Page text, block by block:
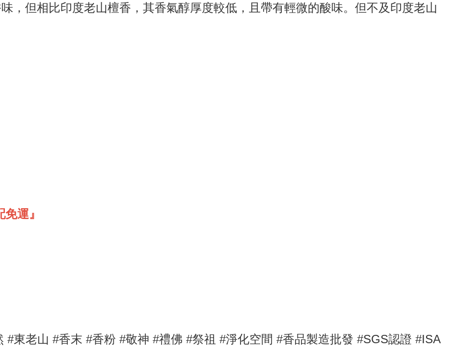
，但相比印度老山檀香，其香氣醇厚度較低，且帶有輕微的酸味。但不及印度老山
運』
#東老山 #香末 #香粉 #敬神 #禮佛 #祭祖 #淨化空間 #香品製造批發 #SGS認證 #ISA